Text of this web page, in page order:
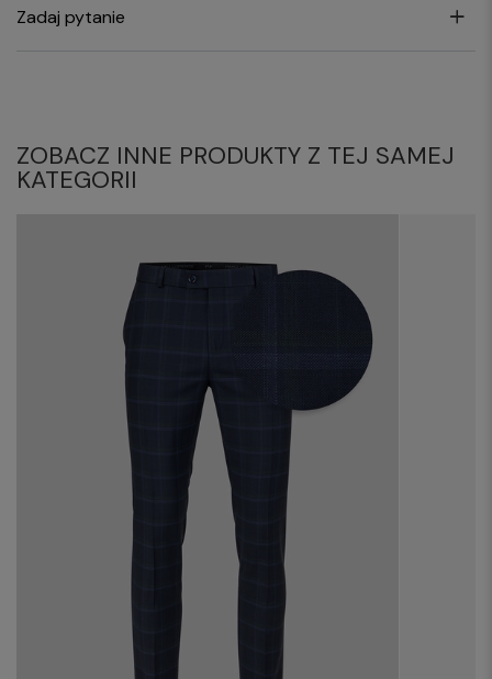
Zadaj pytanie
ZOBACZ INNE PRODUKTY Z TEJ SAMEJ
KATEGORII